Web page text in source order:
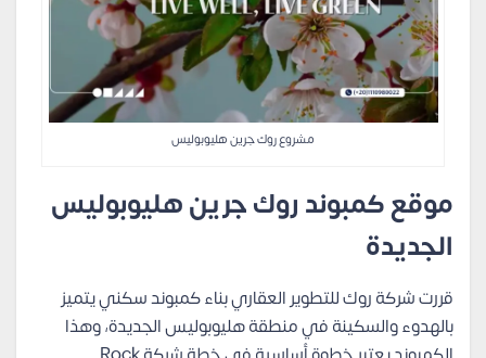
مشروع روك جرين هليوبوليس
موقع كمبوند روك جرين هليوبوليس
الجديدة
قررت شركة روك للتطوير العقاري بناء كمبوند سكني يتميز
بالهدوء والسكينة في منطقة هليوبوليس الجديدة، وهذا